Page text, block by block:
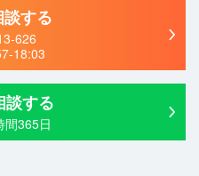
する
626
18:03
談する
間365日